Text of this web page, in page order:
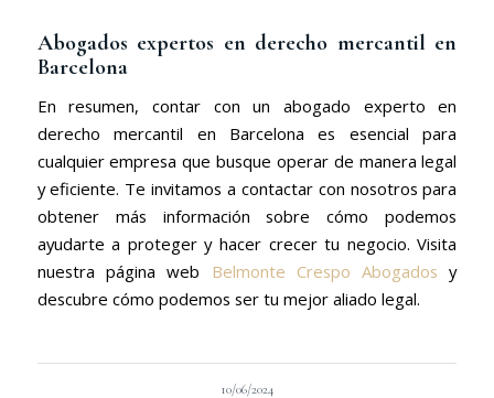
Abogados expertos en derecho mercantil en
Barcelona
En resumen, contar con un abogado experto en
derecho mercantil en Barcelona es esencial para
cualquier empresa que busque operar de manera legal
y eficiente. Te invitamos a contactar con nosotros para
obtener más información sobre cómo podemos
ayudarte a proteger y hacer crecer tu negocio. Visita
nuestra página web Belmonte Crespo Abogados y
descubre cómo podemos ser tu mejor aliado legal.
10/06/2024